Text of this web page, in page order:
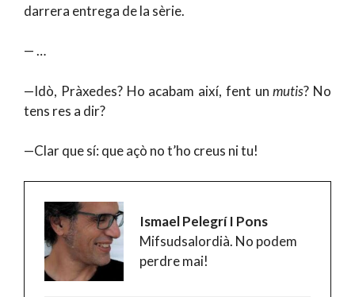
darrera entrega de la sèrie.
— …
—Idò, Pràxedes? Ho acabam així, fent unmutis? No
tens res a dir?
—Clar que sí: que açò no t’ho creus ni tu!
Ismael Pelegrí I Pons
Mifsudsalordià. No podem
perdre mai!